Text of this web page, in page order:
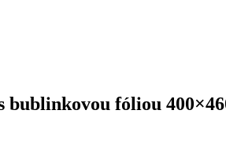
bublinkovou fóliou